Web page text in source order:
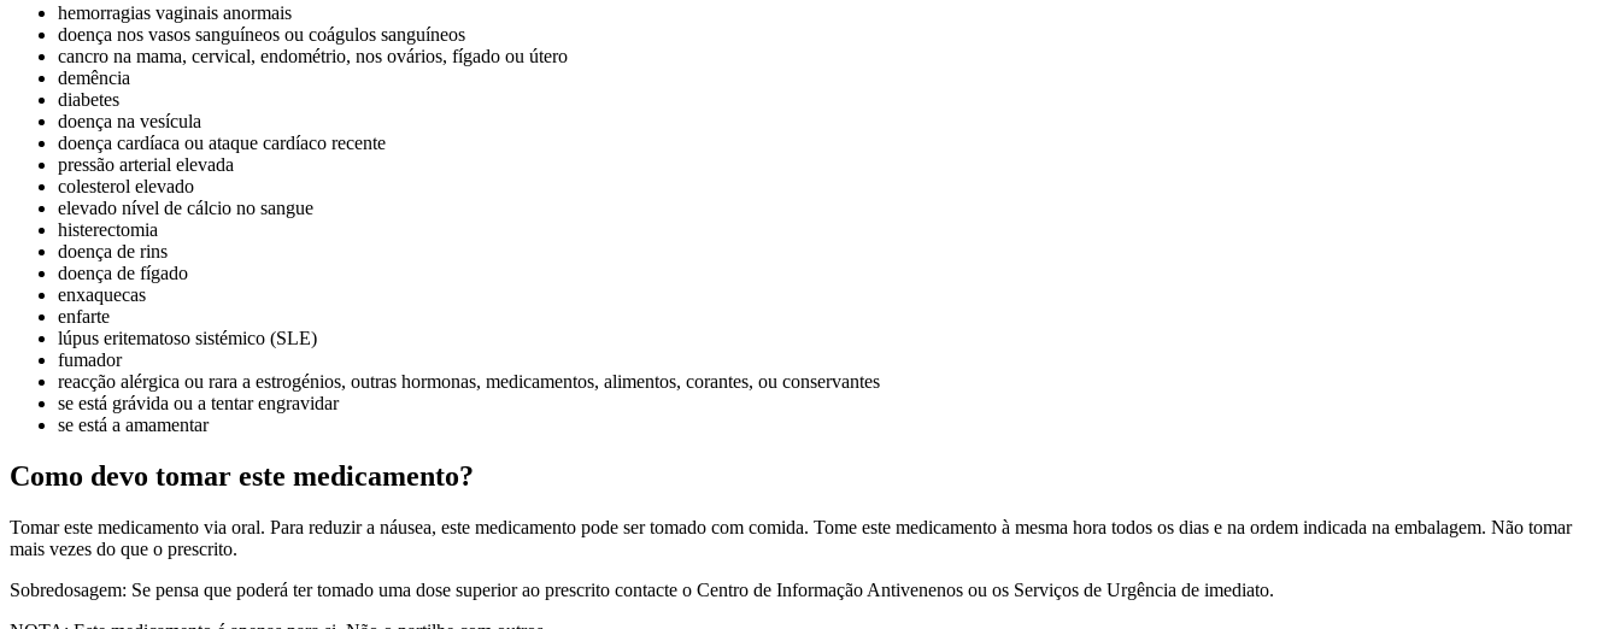
hemorragias vaginais anormais
doença nos vasos sanguíneos ou coágulos sanguíneos
cancro na mama, cervical, endométrio, nos ovários, fígado ou útero
demência
diabetes
doença na vesícula
doença cardíaca ou ataque cardíaco recente
pressão arterial elevada
colesterol elevado
elevado nível de cálcio no sangue
histerectomia
doença de rins
doença de fígado
enxaquecas
enfarte
lúpus eritematoso sistémico (SLE)
fumador
reacção alérgica ou rara a estrogénios, outras hormonas, medicamentos, alimentos, corantes, ou conservantes
se está grávida ou a tentar engravidar
se está a amamentar
Como devo tomar este medicamento?
Tomar este medicamento via oral. Para reduzir a náusea, este medicamento pode ser tomado com comida. Tome este medicamento à mesma hora todos os dias e na ordem indicada na embalagem. Não tomar
mais vezes do que o prescrito.
Sobredosagem: Se pensa que poderá ter tomado uma dose superior ao prescrito contacte o Centro de Informação Antivenenos ou os Serviços de Urgência de imediato.